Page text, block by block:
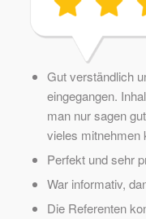
Gut verständlich
eingegangen.
man nur sagen
vieles mitnehmen
Perfekt und sehr
War informativ,
Die Referenten